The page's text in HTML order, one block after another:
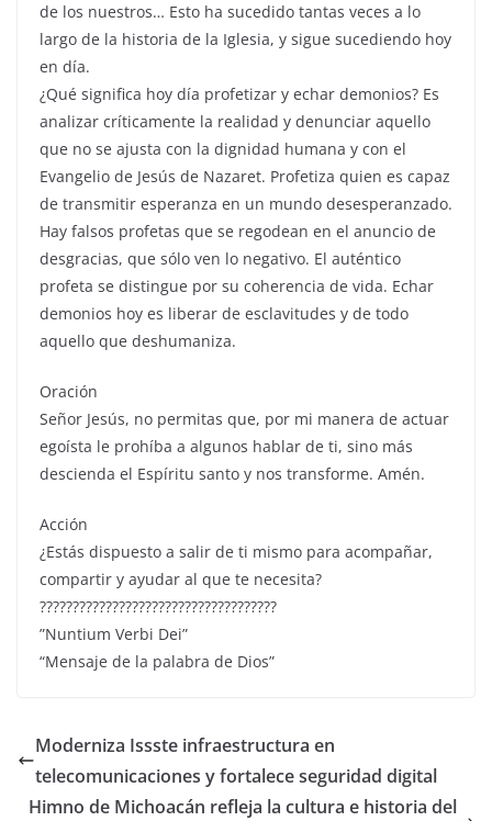
de los nuestros… Esto ha sucedido tantas veces a lo
largo de la historia de la Iglesia, y sigue sucediendo hoy
en día.
¿Qué significa hoy día profetizar y echar demonios? Es
analizar críticamente la realidad y denunciar aquello
que no se ajusta con la dignidad humana y con el
Evangelio de Jesús de Nazaret. Profetiza quien es capaz
de transmitir esperanza en un mundo desesperanzado.
Hay falsos profetas que se regodean en el anuncio de
desgracias, que sólo ven lo negativo. El auténtico
profeta se distingue por su coherencia de vida. Echar
demonios hoy es liberar de esclavitudes y de todo
aquello que deshumaniza.
Oración
Señor Jesús, no permitas que, por mi manera de actuar
egoísta le prohíba a algunos hablar de ti, sino más
descienda el Espíritu santo y nos transforme. Amén.
Acción
¿Estás dispuesto a salir de ti mismo para acompañar,
compartir y ayudar al que te necesita?
????????????????????????????????????
”Nuntium Verbi Dei”
“Mensaje de la palabra de Dios”
Moderniza Issste infraestructura en
telecomunicaciones y fortalece seguridad digital
Himno de Michoacán refleja la cultura e historia del